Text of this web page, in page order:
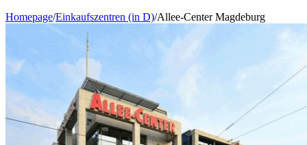
Homepage/Einkaufszentren (in D)/Allee-Center Magdeburg